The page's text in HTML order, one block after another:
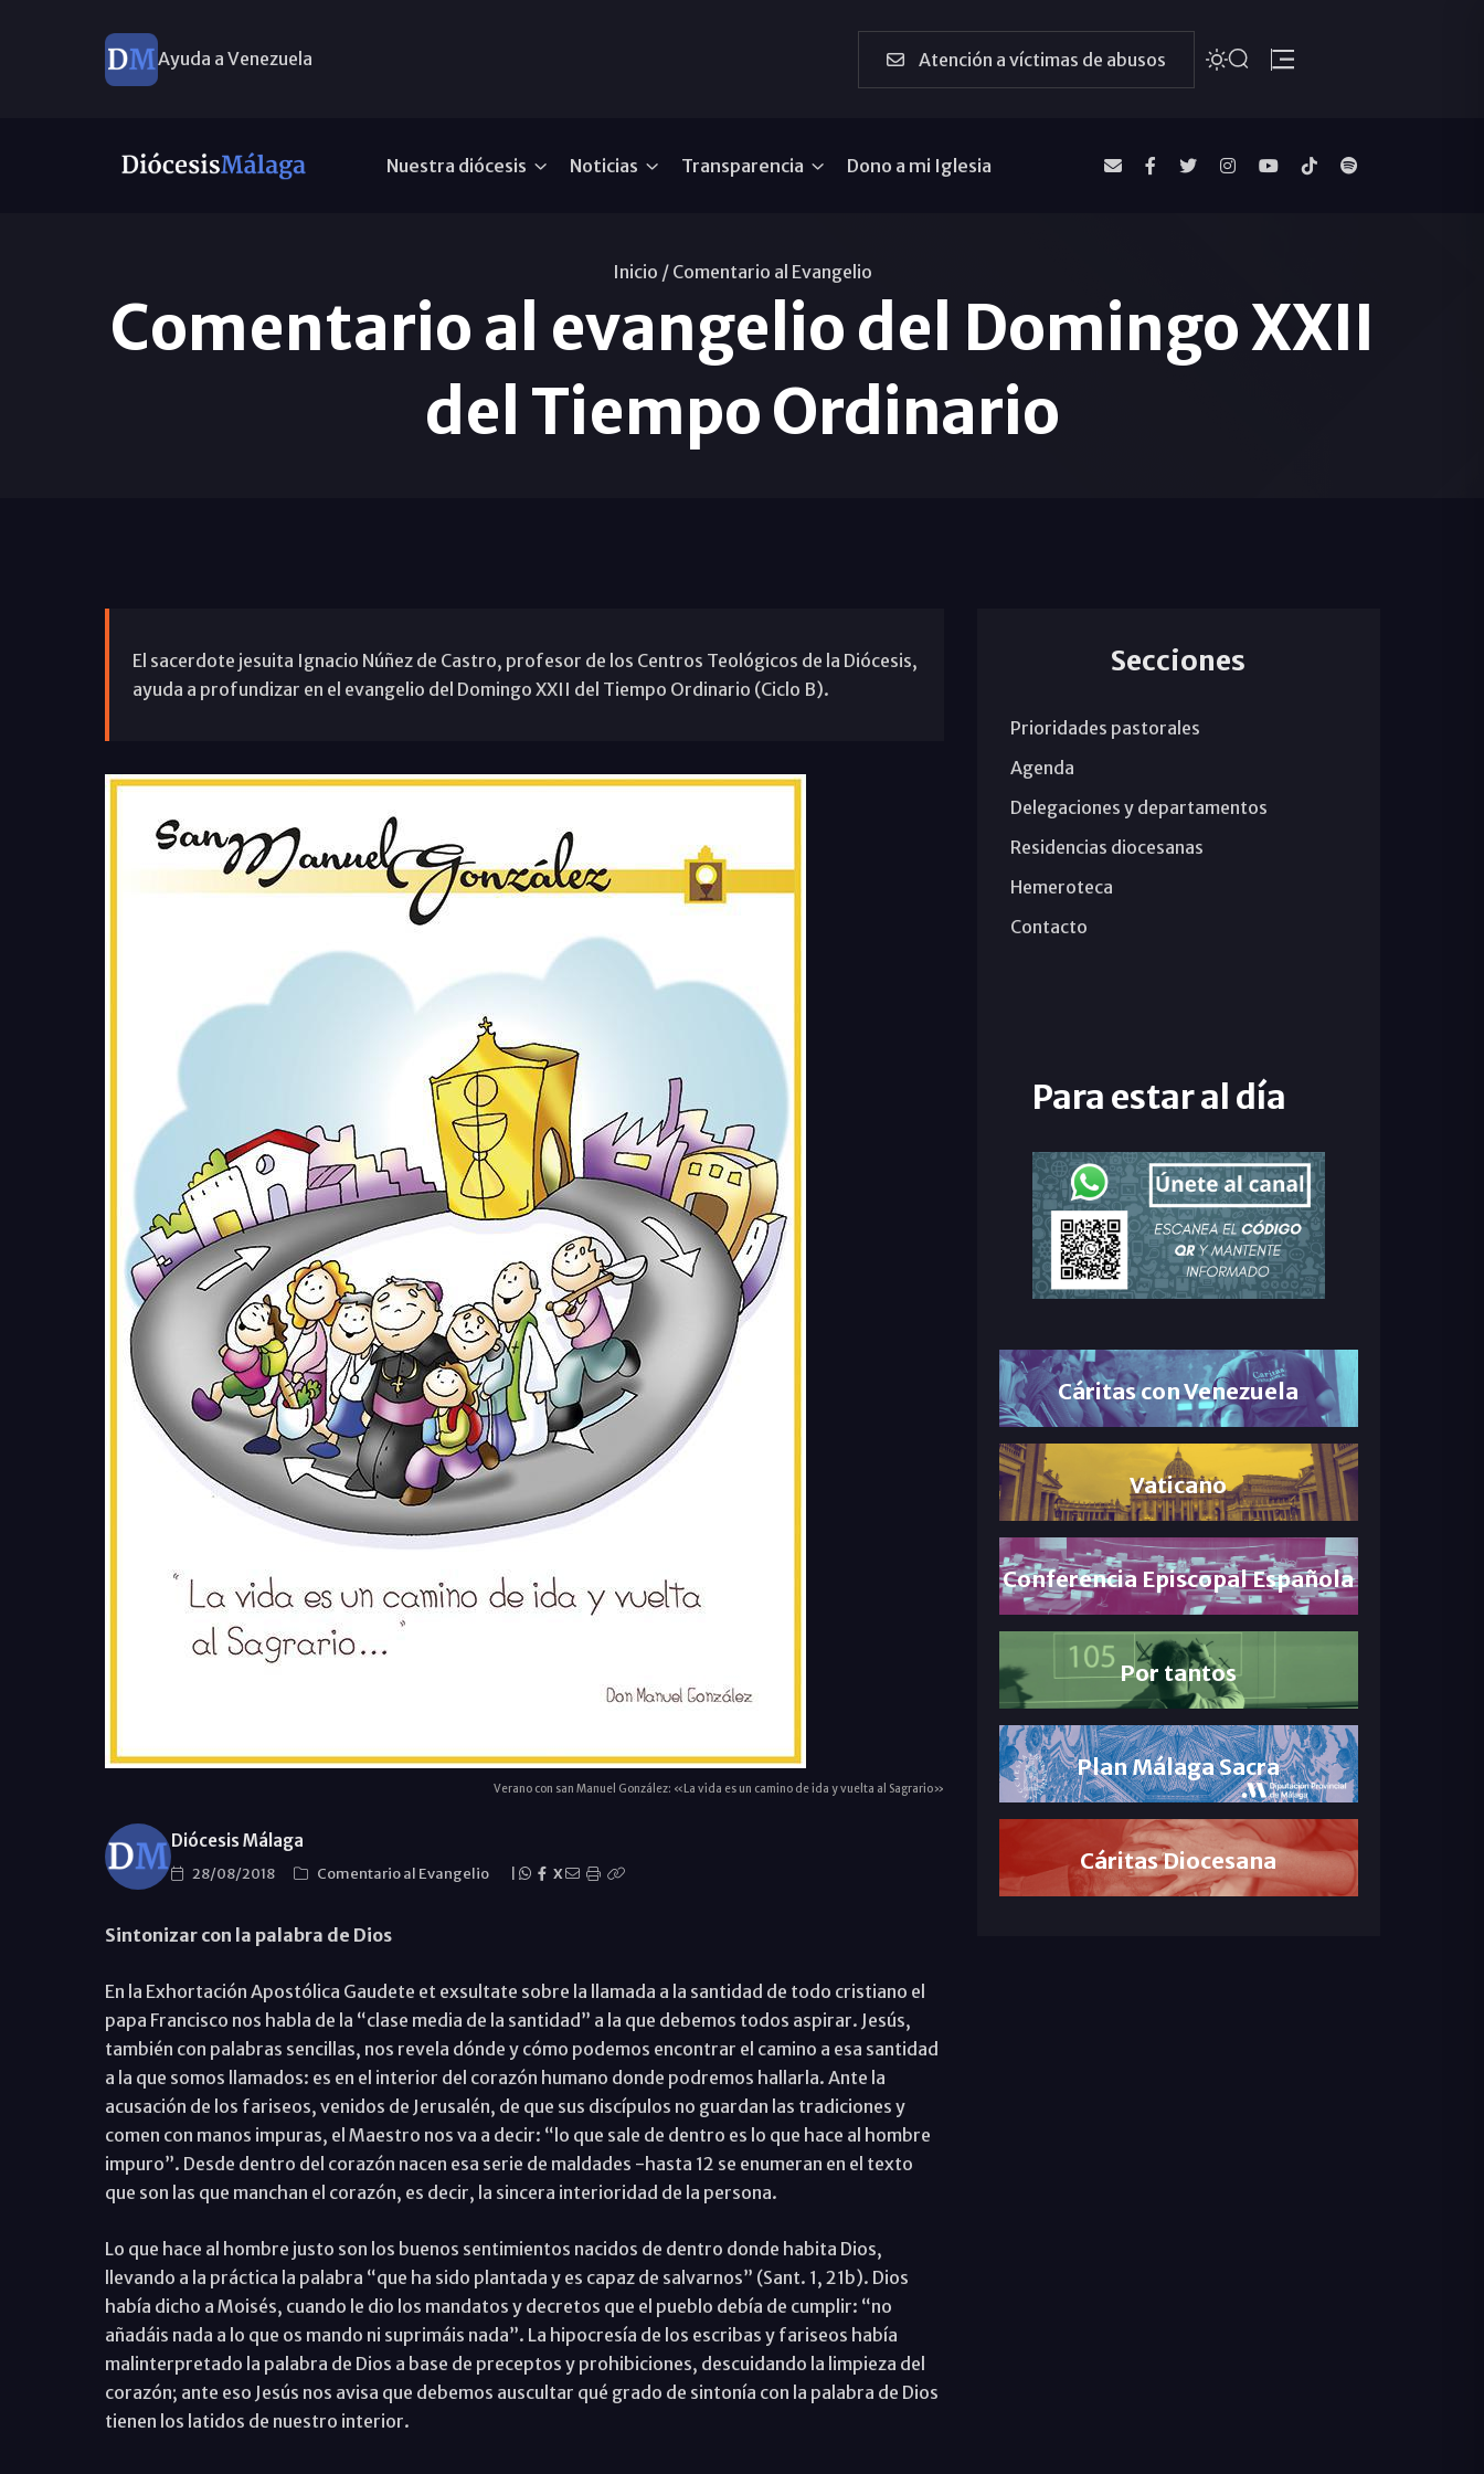
Ayuda a Venezuela Atención a víctimas de abusos
Nuestra diócesis Noticias Transparencia Dono a mi Iglesia
Inicio / Comentario al Evangelio
Comentario al evangelio del Domingo XXII
del Tiempo Ordinario
El sacerdote jesuita Ignacio Núñez de Castro, profesor de los Centros Teológicos de la Diócesis,
ayuda a profundizar en el evangelio del Domingo XXII del Tiempo Ordinario (Ciclo B).
Verano con san Manuel González: «La vida es un camino de ida y vuelta al Sagrario»
Diócesis Málaga
28/08/2018 Comentario al Evangelio X
Sintonizar con la palabra de Dios
En la Exhortación Apostólica Gaudete et exsultate sobre la llamada a la santidad de todo cristiano el
papa Francisco nos habla de la “clase media de la santidad” a la que debemos todos aspirar. Jesús,
también con palabras sencillas, nos revela dónde y cómo podemos encontrar el camino a esa santidad
a la que somos llamados: es en el interior del corazón humano donde podremos hallarla. Ante la
acusación de los fariseos, venidos de Jerusalén, de que sus discípulos no guardan las tradiciones y
comen con manos impuras, el Maestro nos va a decir: “lo que sale de dentro es lo que hace al hombre
impuro”. Desde dentro del corazón nacen esa serie de maldades -hasta 12 se enumeran en el texto
que son las que manchan el corazón, es decir, la sincera interioridad de la persona.
Lo que hace al hombre justo son los buenos sentimientos nacidos de dentro donde habita Dios,
llevando a la práctica la palabra “que ha sido plantada y es capaz de salvarnos” (Sant. 1, 21b). Dios
había dicho a Moisés, cuando le dio los mandatos y decretos que el pueblo debía de cumplir: “no
añadáis nada a lo que os mando ni suprimáis nada”. La hipocresía de los escribas y fariseos había
malinterpretado la palabra de Dios a base de preceptos y prohibiciones, descuidando la limpieza del
corazón; ante eso Jesús nos avisa que debemos auscultar qué grado de sintonía con la palabra de Dios
tienen los latidos de nuestro interior.
Secciones
Prioridades pastorales
Agenda
Delegaciones y departamentos
Residencias diocesanas
Hemeroteca
Contacto
Para estar al día
Cáritas con Venezuela
Vaticano
Conferencia Episcopal Española
Por tantos
Plan Málaga Sacra
Cáritas Diocesana